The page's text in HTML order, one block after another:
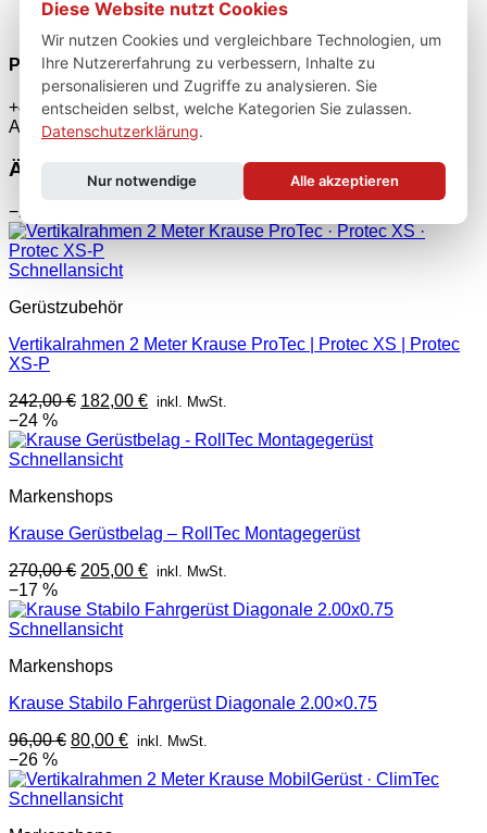
Persönliche Fachberatung
+49 2247 9029252 · Mo–Fr 8–17 Uhr — wir helfen bei der
Auswahl.
Ähnliche Produkte
−25 %
Schnellansicht
Gerüstzubehör
Vertikalrahmen 2 Meter Krause ProTec | Protec XS | Protec
XS-P
242,00€ Ursprünglicher
war:
242,00 €
182,00 €Aktueller
ist:
inkl. MwSt.
−24 %
Schnellansicht
Markenshops
Krause Gerüstbelag – RollTec Montagegerüst
270,00€ Ursprünglicher
war:
270,00 €
205,00 €Aktueller
ist:
inkl. MwSt.
−17 %
Schnellansicht
Markenshops
Krause Stabilo Fahrgerüst Diagonale 2.00×0.75
96,00€ Ursprünglicher
war:
96,00 €
80,00 €Aktueller
ist:
inkl. MwSt.
−26 %
Schnellansicht
Diese Website nutzt Cookies
Wir nutzen Cookies und vergleichbare Technologien, um
Ihre Nutzererfahrung zu verbessern, Inhalte zu
personalisieren und Zugriffe zu analysieren. Sie
entscheiden selbst, welche Kategorien Sie zulassen.
Datenschutzerklärung.
Nur notwendige Alle akzeptieren